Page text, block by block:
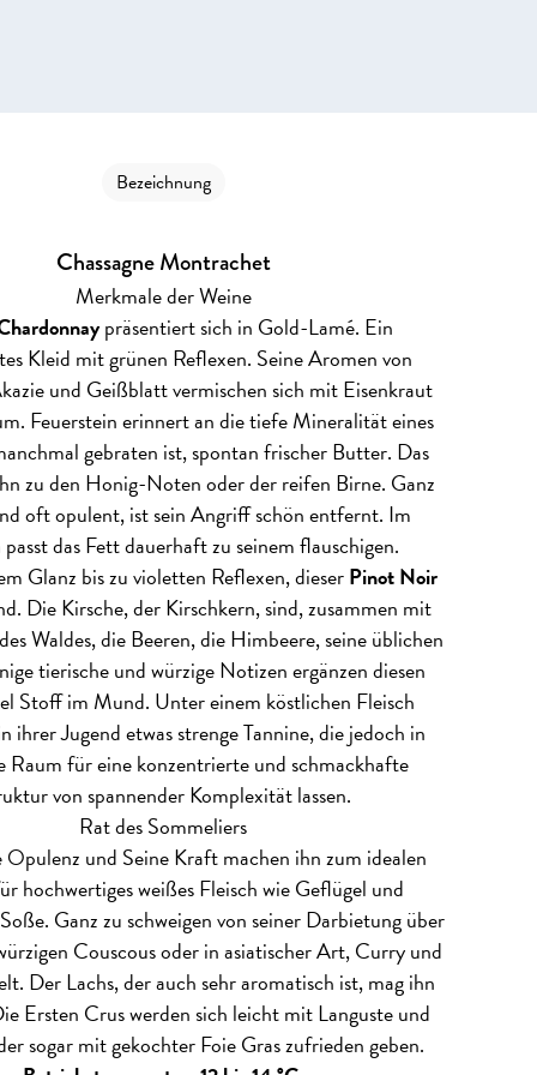
Bezeichnung
Chassagne Montrachet
Merkmale der Weine
präsentiert sich in Gold-Lamé. Ein
Kleid mit grünen Reflexen. Seine Aromen von
und Geißblatt vermischen sich mit Eisenkraut
Feuerstein erinnert an die tiefe Mineralität eines
gebraten ist, spontan frischer Butter. Das
zu den Honig-Noten oder der reifen Birne. Ganz
oft opulent, ist sein Angriff schön entfernt. Im
das Fett dauerhaft zu seinem flauschigen.
Glanz bis zu violetten Reflexen, dieserPinot Noir
Die Kirsche, der Kirschkern, sind, zusammen mit
Waldes, die Beeren, die Himbeere, seine üblichen
tierische und würzige Notizen ergänzen diesen
Stoff im Mund. Unter einem köstlichen Fleisch
ihrer Jugend etwas strenge Tannine, die jedoch in
Raum für eine konzentrierte und schmackhafte
von spannender Komplexität lassen.
Rat des Sommeliers
Opulenz und Seine Kraft machen ihn zum idealen
hochwertiges weißes Fleisch wie Geflügel und
Ganz zu schweigen von seiner Darbietung über
Couscous oder in asiatischer Art, Curry und
Der Lachs, der auch sehr aromatisch ist, mag ihn
Ersten Crus werden sich leicht mit Languste und
sogar mit gekochter Foie Gras zufrieden geben.